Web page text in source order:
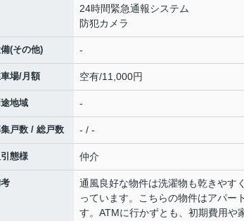
24時間緊急通報システム
防犯カメラ
(その他) -
場/月額 空有/11,000円
地域 -
戸数 / 総戸数 - / -
態様 仲介
通風良好な物件は洗濯物も乾きやす
っています。こちらの物件はアパー
す。ATMに行かずとも、初期費用や